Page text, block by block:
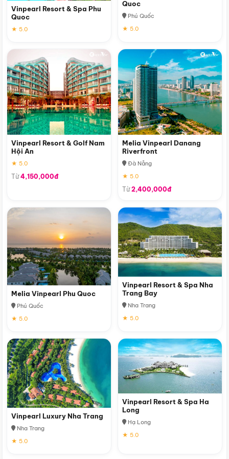
Vinpearl Resort & Spa Phu
Quoc
★ 5.0
Quoc
Phú Quốc
★ 5.0
Vinpearl Resort & Golf Nam
Hội An
★ 5.0
Từ4,150,000đ
Melia Vinpearl Danang
Riverfront
Đà Nẵng
★ 5.0
Từ2,400,000đ
Melia Vinpearl Phu Quoc
Phú Quốc
★ 5.0
Vinpearl Resort & Spa Nha
Trang Bay
Nha Trang
★ 5.0
Vinpearl Luxury Nha Trang
Nha Trang
★ 5.0
Vinpearl Resort & Spa Ha
Long
Hạ Long
★ 5.0